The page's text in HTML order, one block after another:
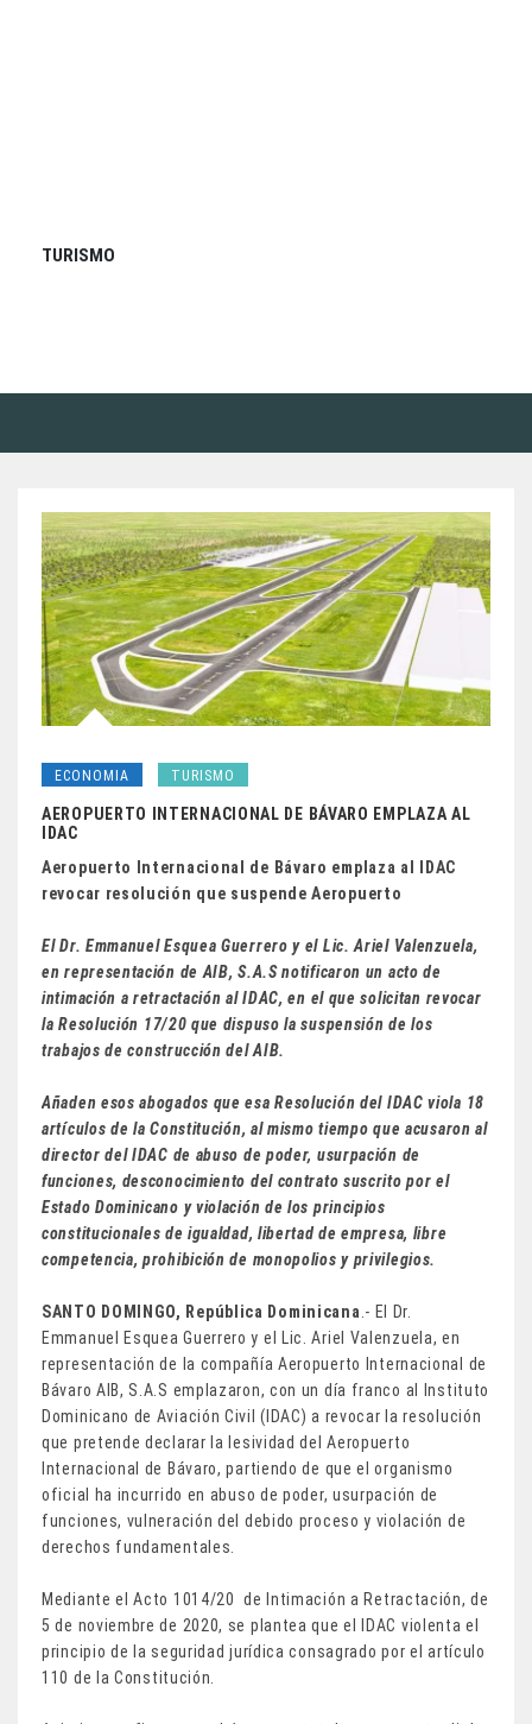
TURISMO
ECONOMIA TURISMO
AEROPUERTO INTERNACIONAL DE BÁVARO EMPLAZA AL
IDAC
Aeropuerto Internacional de Bávaro emplaza al IDAC
revocar resolución que suspende Aeropuerto
El Dr. Emmanuel Esquea Guerrero y el Lic. Ariel Valenzuela,
en representación de AIB, S.A.S notificaron un acto de
intimación a retractación al IDAC, en el que solicitan revocar
la Resolución 17/20 que dispuso la suspensión de los
trabajos de construcción del AIB.
Añaden esos abogados que esa Resolución del IDAC viola 18
artículos de la Constitución, al mismo tiempo que acusaron al
director del IDAC de abuso de poder, usurpación de
funciones, desconocimiento del contrato suscrito por el
Estado Dominicano y violación de los principios
constitucionales de igualdad, libertad de empresa, libre
competencia, prohibición de monopolios y privilegios.
SANTO DOMINGO, República Dominicana .- El Dr.
Emmanuel Esquea Guerrero y el Lic. Ariel Valenzuela, en
representación de la compañía Aeropuerto Internacional de
Bávaro AIB, S.A.S emplazaron, con un día franco al Instituto
Dominicano de Aviación Civil (IDAC) a revocar la resolución
que pretende declarar la lesividad del Aeropuerto
Internacional de Bávaro, partiendo de que el organismo
oficial ha incurrido en abuso de poder, usurpación de
funciones, vulneración del debido proceso y violación de
derechos fundamentales.
Mediante el Acto 1014/20 de Intimación a Retractación, de
5 de noviembre de 2020, se plantea que el IDAC violenta el
principio de la seguridad jurídica consagrado por el artículo
110 de la Constitución.